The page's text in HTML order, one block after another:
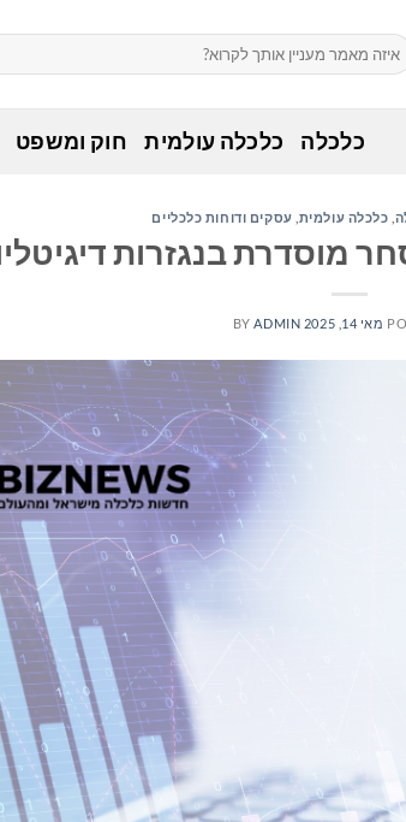
כלכלה כלכלה עולמית חוק ומשפט
כלכלה עולמית עסקים ודוחות כלכליים
מאי 14, 2025 BY ADMIN